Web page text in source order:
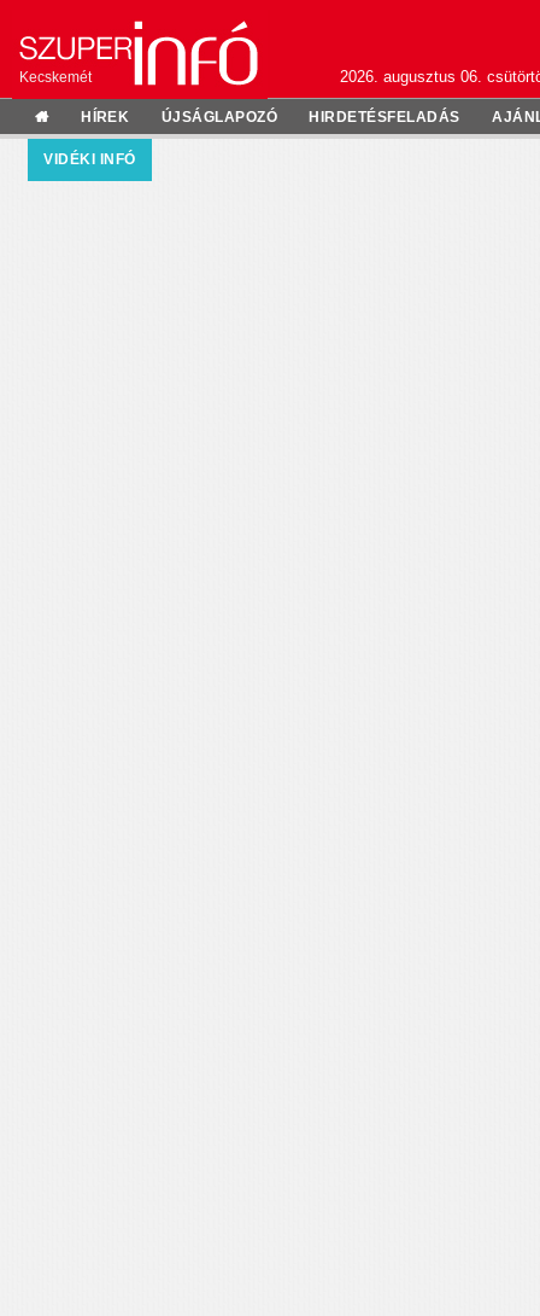
Kecskemét 2026. augusztus 06.
HÍREK ÚJSÁGLAPOZÓ HIRDETÉSFELADÁS
VIDÉKI INFÓ